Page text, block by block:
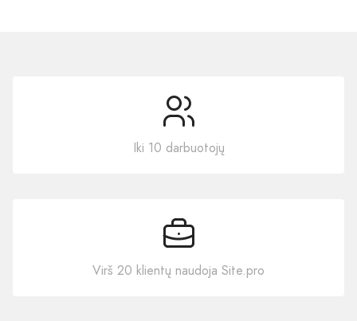
Iki 10 darbuotojų
Virš 20 klientų naudoja Site.pro